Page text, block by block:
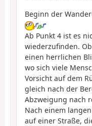
Beginn der
Ab Punkt 4 ist es
wiederzufinden.
einen herrlichen
wo sich viele
Vorsicht auf dem
gleich nach der
Abzweigung nach
Nach einem
auf einer Straße,